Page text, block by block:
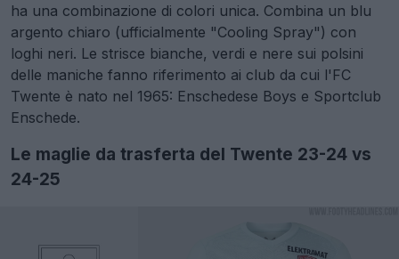
ha una combinazione di colori unica. Combina un blu
argento chiaro (ufficialmente "Cooling Spray") con
loghi neri. Le strisce bianche, verdi e nere sui polsini
delle maniche fanno riferimento ai club da cui l'FC
Twente è nato nel 1965: Enschedese Boys e Sportclub
Enschede.
Le maglie da trasferta del Twente 23-24 vs
24-25